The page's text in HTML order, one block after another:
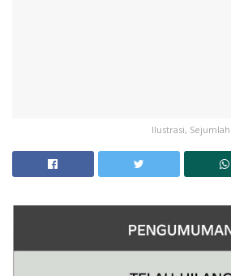
Ilustrasi,